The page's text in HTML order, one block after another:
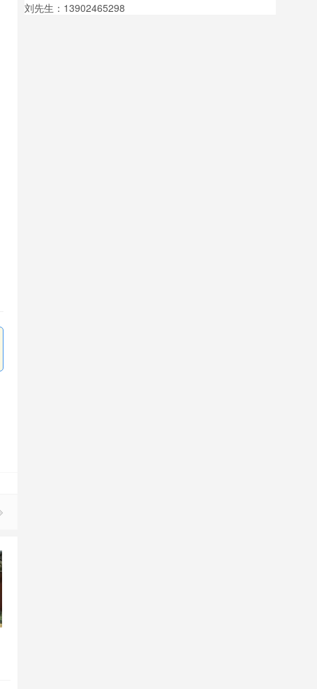
刘先生：13902465298